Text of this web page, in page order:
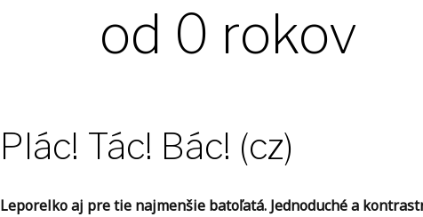
od 0 rokov
Plác! Tác! Bác! (cz)
Leporelko aj pre tie najmenšie batoľatá. Jednoduché a